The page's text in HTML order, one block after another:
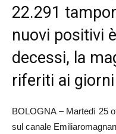
22.291
nuovi positivi
decessi, la
riferiti ai
BOLOGNA – Martedì 25
sul canale